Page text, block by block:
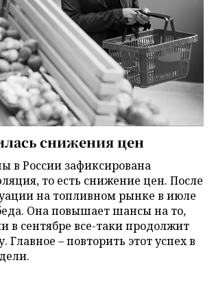
снижения цен
в России зафиксирована
то есть снижение цен. После
на топливном рынке в июле
Она повышает шансы на то,
в сентябре все-таки продолжит
Главное – повторить этот успех в